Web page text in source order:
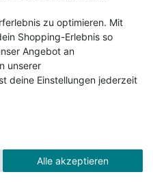
Widerrufs­recht
Kontakt
Alle Rechte
zu optimieren. Mit
Shopping-Erlebnis so
Angebot an
unserer
deine Einstellungen jederzeit
Alle akzeptieren